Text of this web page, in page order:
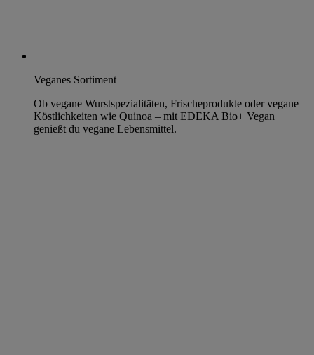
Veganes Sortiment
Ob vegane Wurstspezialitäten, Frischeprodukte oder vegane
Köstlichkeiten wie Quinoa – mit EDEKA Bio+ Vegan
genießt du vegane Lebensmittel.